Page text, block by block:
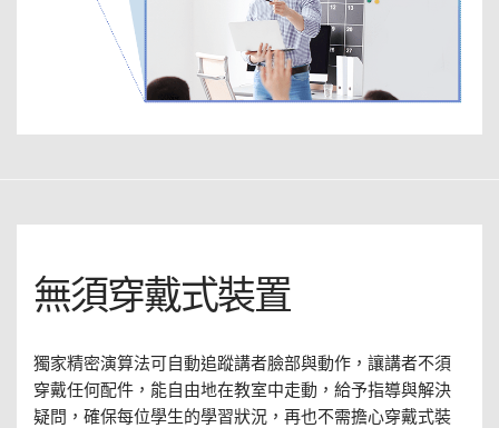
無須穿戴式裝置
獨家精密演算法可自動追蹤講者臉部與動作，讓講者不須
穿戴任何配件，能自由地在教室中走動，給予指導與解決
疑問，確保每位學生的學習狀況，再也不需擔心穿戴式裝